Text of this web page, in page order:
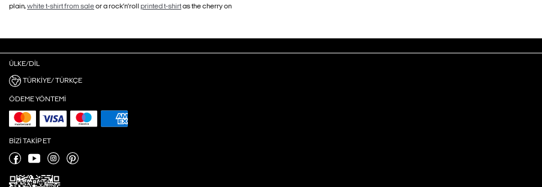
plain,white t-shirt from saleor a rock’n’roll printed t-shirtas the cherry on
ÜLKE/DIL
TÜRKIYE/ TÜRKÇE
ÖDEME YÖNTEMI
BIZI TAKIP ET